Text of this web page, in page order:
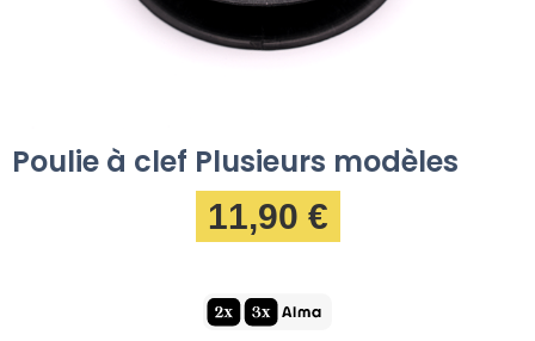
Poulie à clef Plusieurs modèles
11,90 €